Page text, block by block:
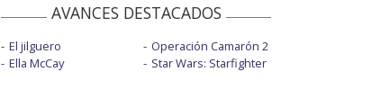
AVANCES DESTACADOS
El jilguero
Ella McCay
Operación Camarón 2
Star Wars: Starfighter